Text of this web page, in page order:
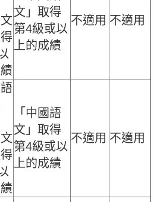
文」取得
第4級或以
上的成績
不適用 不適用
「中國語
文」取得
第4級或以
上的成績
不適用 不適用